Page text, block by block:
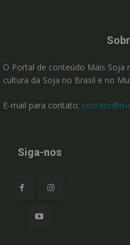
O Portal de conteúdo Mais Soja
cultura da Soja no Brasil e no
E-mail para contato:
Siga-nos